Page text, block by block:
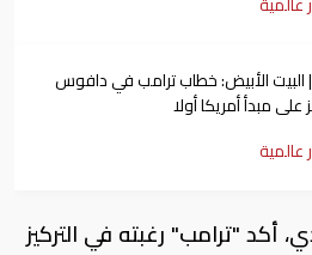
البيت الأبيض: خطاب ترامب في دافوس
مبدأ أمريكا أولا
عالمية
أكد "ترامب" رغبته في التركيز